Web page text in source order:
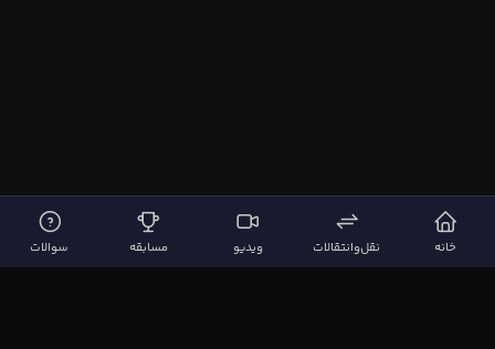
خانه نقل‌وانتقالات ویدیو مسابقه سوالات